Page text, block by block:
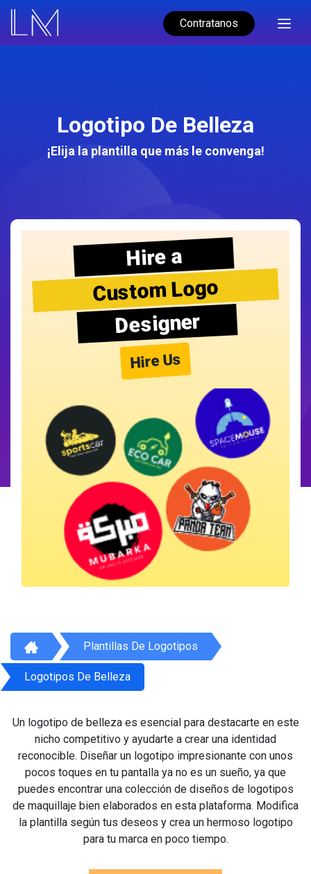
Contratanos
Logotipo De Belleza
¡Elija la plantilla que más le convenga!
Hire a
Custom Logo
Designer
Hire Us
Plantillas De Logotipos
Logotipos De Belleza
Un logotipo de belleza es esencial para destacarte en este
nicho competitivo y ayudarte a crear una identidad
reconocible. Diseñar un logotipo impresionante con unos
pocos toques en tu pantalla ya no es un sueño, ya que
puedes encontrar una colección de diseños de logotipos
de maquillaje bien elaborados en esta plataforma. Modifica
la plantilla según tus deseos y crea un hermoso logotipo
para tu marca en poco tiempo.